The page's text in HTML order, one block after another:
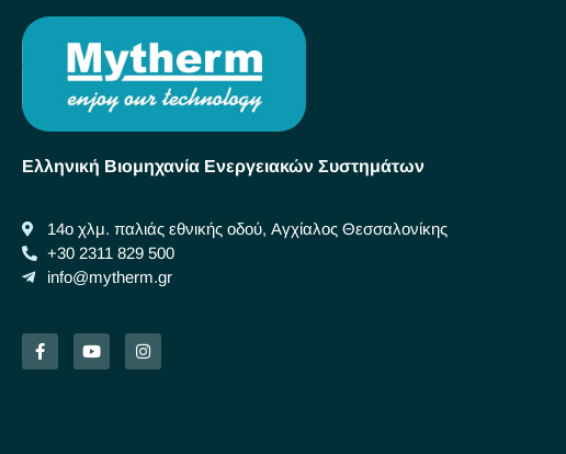
Ελληνική Βιομηχανία Ενεργειακών Συστημάτων
14ο χλμ. παλιάς εθνικής οδού, Αγχίαλος Θεσσαλονίκης
+30 2311 829 500
info@mytherm.gr